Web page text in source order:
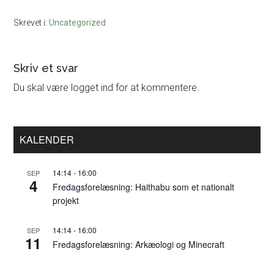
Skrevet i:Uncategorized
Læserinteraktioner
Skriv et svar
Du skal være logget ind for at kommentere.
Primær
Sidebar
KALENDER
SEP
4
14:14- 16:00
Fredagsforelæsning: Haithabu som et nationalt
projekt
SEP
11
14:14- 16:00
Fredagsforelæsning: Arkæologi og Minecraft